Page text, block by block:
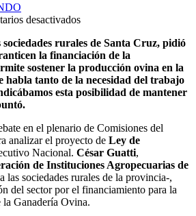
desactivados
rurales de Santa Cruz, pidió
la financiación de la
sostener la producción ovina en la
habla tanto de la necesidad del trabajo
esta posibilidad de mantener
en el plenario de Comisiones del
analizar el proyecto de Ley de
Nacional. César Guatti,
de Instituciones Agropecuarias de
las sociedades rurales de la provincia-,
del sector por el financiamiento para la
Ganadería Ovina.